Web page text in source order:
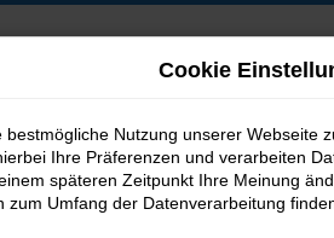
B2B-
Cookie
Nutzung unserer Webseite
Ihre Präferenzen und verarbeiten
späteren Zeitpunkt Ihre Meinung
Umfang der Datenverarbeitung